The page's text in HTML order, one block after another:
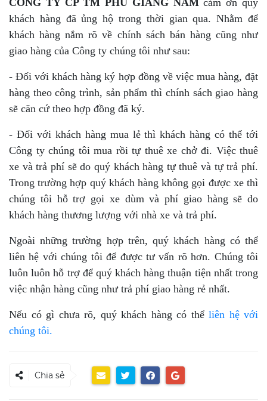
khách hàng đã ủng hộ trong thời gian qua. Nhằm để
khách hàng nắm rõ về chính sách bán hàng cũng như
giao hàng của Công ty chúng tôi như sau:
- Đối với khách hàng ký hợp đồng về việc mua hàng, đặt
hàng theo công trình, sản phẩm thì chính sách giao hàng
sẽ căn cứ theo hợp đồng đã ký.
- Đối với khách hàng mua lẻ thì khách hàng có thể tới
Công ty chúng tôi mua rồi tự thuê xe chở đi. Việc thuê
xe và trả phí sẽ do quý khách hàng tự thuê và tự trả phí.
Trong trường hợp quý khách hàng không gọi được xe thì
chúng tôi hỗ trợ gọi xe dùm và phí giao hàng sẽ do
khách hàng thương lượng với nhà xe và trả phí.
Ngoài những trường hợp trên, quý khách hàng có thể
liên hệ với chúng tôi để được tư vấn rõ hơn. Chúng tôi
luôn luôn hỗ trợ để quý khách hàng thuận tiện nhất trong
việc nhận hàng cũng như trả phí giao hàng rẻ nhất.
Nếu có gì chưa rõ, quý khách hàng có thể liên hệ với
chúng tôi.
Chia sẻ